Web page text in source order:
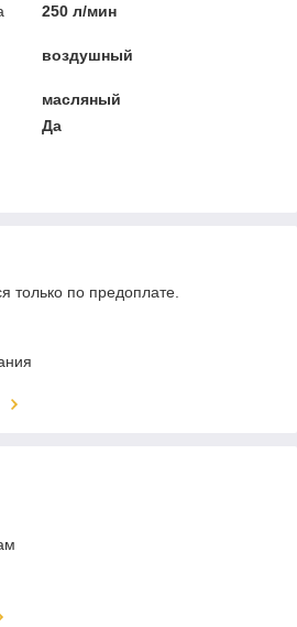
250 л/мин
воздушный
масляный
Да
только по предоплате.